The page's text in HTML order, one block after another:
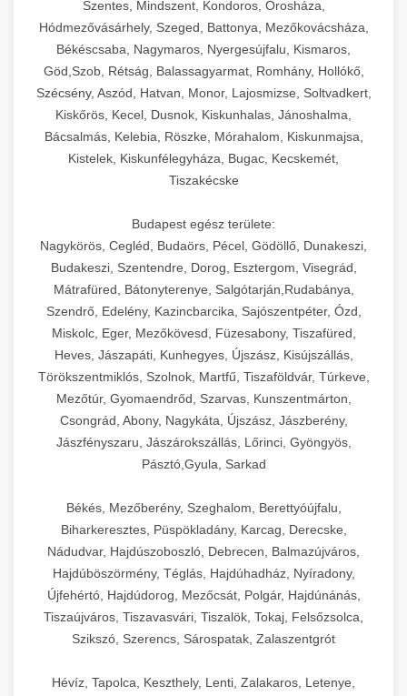
Szentes, Mindszent, Kondoros, Orosháza,
Hódmezővásárhely, Szeged, Battonya, Mezőkovácsháza,
Békéscsaba, Nagymaros, Nyergesújfalu, Kismaros,
Göd,Szob, Rétság, Balassagyarmat, Romhány, Hollókő,
Szécsény, Aszód, Hatvan, Monor, Lajosmizse, Soltvadkert,
Kiskőrös, Kecel, Dusnok, Kiskunhalas, Jánoshalma,
Bácsalmás, Kelebia, Röszke, Mórahalom, Kiskunmajsa,
Kistelek, Kiskunfélegyháza, Bugac, Kecskemét,
Tiszakécske
Budapest egész területe:
Nagykörös, Cegléd, Budaörs, Pécel, Gödöllő, Dunakeszi,
Budakeszi, Szentendre, Dorog, Esztergom, Visegrád,
Mátrafüred, Bátonyterenye, Salgótarján,Rudabánya,
Szendrő, Edelény, Kazincbarcika, Sajószentpéter, Ózd,
Miskolc, Eger, Mezőkövesd, Füzesabony, Tiszafüred,
Heves, Jászapáti, Kunhegyes, Újszász, Kisújszállás,
Törökszentmiklós, Szolnok, Martfű, Tiszaföldvár, Túrkeve,
Mezőtúr, Gyomaendrőd, Szarvas, Kunszentmárton,
Csongrád, Abony, Nagykáta, Újszász, Jászberény,
Jászfényszaru, Jászárokszállás, Lőrinci, Gyöngyös,
Pásztó,Gyula, Sarkad
Békés, Mezőberény, Szeghalom, Berettyóújfalu,
Biharkeresztes, Püspökladány, Karcag, Derecske,
Nádudvar, Hajdúszoboszló, Debrecen, Balmazújváros,
Hajdúböszörmény, Téglás, Hajdúhadház, Nyíradony,
Újfehértó, Hajdúdorog, Mezőcsát, Polgár, Hajdúnánás,
Tiszaújváros, Tiszavasvári, Tiszalök, Tokaj, Felsőzsolca,
Szikszó, Szerencs, Sárospatak, Zalaszentgrót
Hévíz, Tapolca, Keszthely, Lenti, Zalakaros, Letenye,